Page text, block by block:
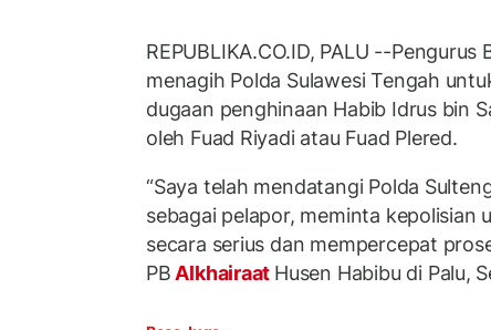
REPUBLIKA.CO.ID, PALU --Pengurus
menagih Polda Sulawesi Tengah
dugaan penghinaan Habib Idrus bin
oleh Fuad Riyadi atau Fuad Plered.
“Saya telah mendatangi Polda
sebagai pelapor, meminta kepolisian
secara serius dan mempercepat
PB Alkhairaat Husen Habibu di Palu,